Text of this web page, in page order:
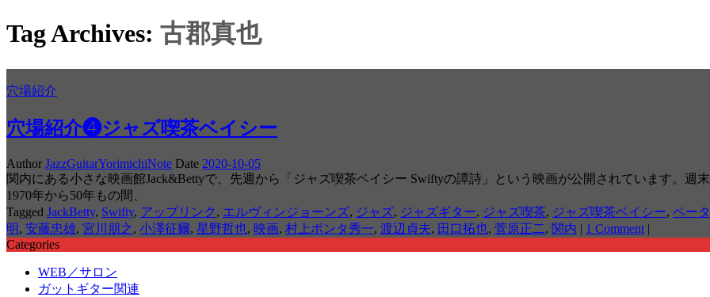
Tag Archives: 古郡真也
穴場紹介
穴場紹介❹ジャズ喫茶ベイシー
Author JazzGuitarYorimichiNote Date 2020-10-05
関内にある小さな映画館Jack&Bettyで、先週から「ジャズ喫茶ベイシー Swiftyの譚詩」という映画が公開されています。週
1970年から50年もの間、
Tagged JackBetty, Swifty, アップリンク , エルヴィンジョーンズ, ジャズ, ジャズギター, ジャズ喫茶, ジャズ喫茶ベイシー, ペー
明, 安藤忠雄, 宮川朋之, 小澤征爾, 星野哲也, 映画, 村上ポンタ秀一, 渡辺貞夫, 田口拓也, 菅原正二, 関内 | 1 Comment |
Categories
WEB／サロン
ガットギター関連